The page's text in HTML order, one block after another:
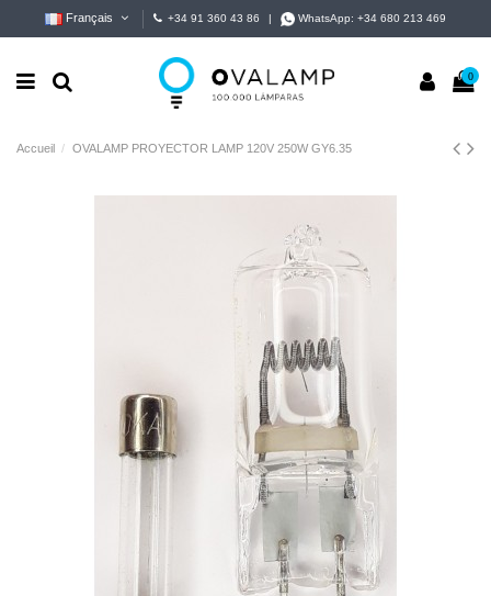
Français +34 91 360 43 86 WhatsApp:+34 680 213 469
0
Accueil OVALAMP PROYECTOR LAMP 120V 250W GY6.35